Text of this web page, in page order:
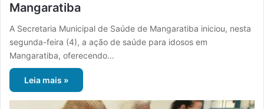
Mangaratiba
A Secretaria Municipal de Saúde de Mangaratiba iniciou, nesta
segunda-feira (4), a ação de saúde para idosos em
Mangaratiba, oferecendo…
Leia mais »